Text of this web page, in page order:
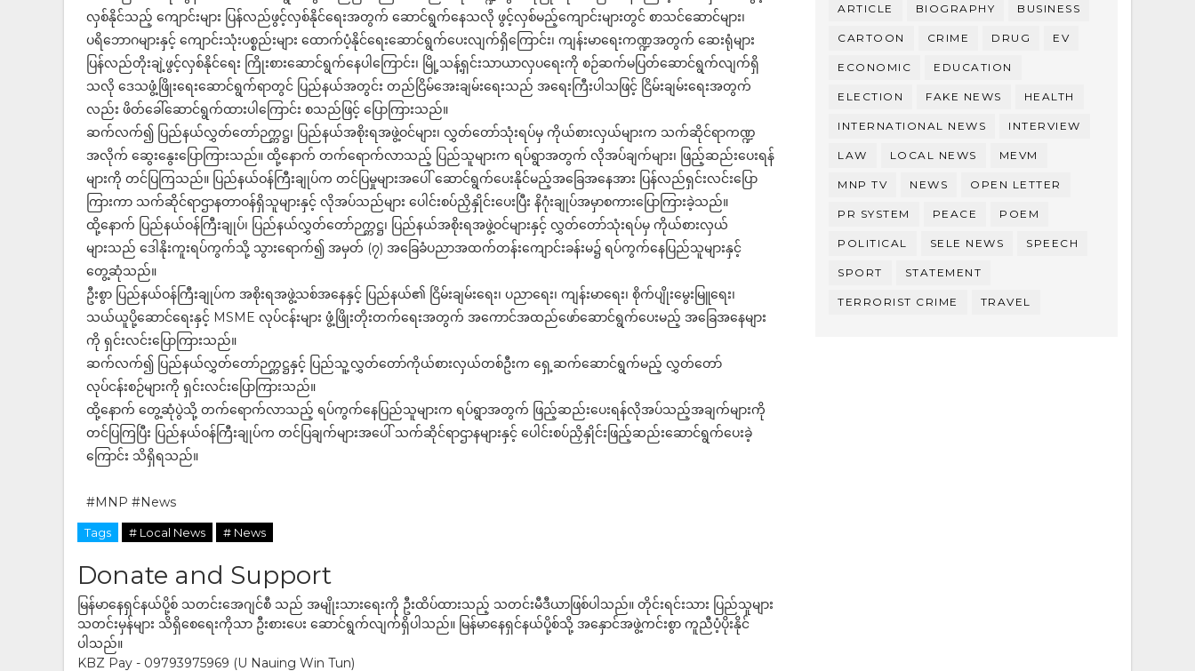
လှစ်နိုင်သည့် ကျောင်းများ ပြန်လည်ဖွင့်လှစ်နိုင်ရေးအတွက် ဆောင်ရွက်နေသလို ဖွင့်လှစ်မည့်ကျောင်းများတွင် စာသင်ဆောင်များ၊
ပရိဘောဂများနှင့် ကျောင်းသုံးပစ္စည်းများ ထောက်ပံ့နိုင်ရေးဆောင်ရွက်ပေးလျက်ရှိကြောင်း၊ ကျန်းမာရေးကဏ္ဍအတွက် ဆေးရုံများ
ပြန်လည်တိုးချဲ့ဖွင့်လှစ်နိုင်ရေး ကြိုးစားဆောင်ရွက်နေပါကြောင်း၊ မြို့သန့်ရှင်းသာယာလှပရေးကို စဉ်ဆက်မပြတ်ဆောင်ရွက်လျက်ရှိ
သလို ဒေသဖွံ့ဖြိုးရေးဆောင်ရွက်ရာတွင် ပြည်နယ်အတွင်း တည်ငြိမ်အေးချမ်းရေးသည် အရေးကြီးပါသဖြင့် ငြိမ်းချမ်းရေးအတွက်
လည်း ဖိတ်ခေါ်ဆောင်ရွက်ထားပါကြောင်း စသည်ဖြင့် ပြောကြားသည်။
ဆက်လက်၍ ပြည်နယ်လွှတ်တော်ဉက္ကဋ္ဌ၊ ပြည်နယ်အစိုးရအဖွဲ့ဝင်များ၊ လွှတ်တော်သုံးရပ်မှ ကိုယ်စားလှယ်များက သက်ဆိုင်ရာကဏ္ဍ
အလိုက် ဆွေးနွေးပြောကြားသည်။ ထို့နောက် တက်ရောက်လာသည့် ပြည်သူများက ရပ်ရွာအတွက် လိုအပ်ချက်များ၊ ဖြည့်ဆည်းပေးရန်
များကို တင်ပြကြသည်။ ပြည်နယ်ဝန်ကြီးချုပ်က တင်ပြမှုများအပေါ် ဆောင်ရွက်ပေးနိုင်မည့်အခြေအနေအား ပြန်လည်ရှင်းလင်းပြော
ကြားကာ သက်ဆိုင်ရာဌာနတာဝန်ရှိသူများနှင့် လိုအပ်သည်များ ပေါင်းစပ်ညှိနှိုင်းပေးပြီး နိဂုံးချုပ်အမှာစကားပြောကြားခဲ့သည်။
ထို့နောက် ပြည်နယ်ဝန်ကြီးချုပ်၊ ပြည်နယ်လွှတ်တော်ဉက္ကဋ္ဌ၊ ပြည်နယ်အစိုးရအဖွဲ့ဝင်များနှင့် လွှတ်တော်သုံးရပ်မှ ကိုယ်စားလှယ်
များသည် ဒေါနိုးကူးရပ်ကွက်သို့ သွားရောက်၍ အမှတ် (၇) အခြေခံပညာအထက်တန်းကျောင်းခန်းမ၌ ရပ်ကွက်နေပြည်သူများနှင့်
တွေ့ဆုံသည်။
ဦးစွာ ပြည်နယ်ဝန်ကြီးချုပ်က အစိုးရအဖွဲ့သစ်အနေနှင့် ပြည်နယ်၏ ငြိမ်းချမ်းရေး၊ ပညာရေး၊ ကျန်းမာရေး၊ စိုက်ပျိုးမွေးမြူရေး၊
သယ်ယူပို့ဆောင်ရေးနှင့် MSME လုပ်ငန်းများ ဖွံ့ဖြိုးတိုးတက်ရေးအတွက် အကောင်အထည်ဖော်ဆောင်ရွက်ပေးမည့် အခြေအနေများ
ကို ရှင်းလင်းပြောကြားသည်။
ဆက်လက်၍ ပြည်နယ်လွှတ်တော်ဉက္ကဋ္ဌနှင့် ပြည်သူ့လွှတ်တော်ကိုယ်စားလှယ်တစ်ဦးက ရှေ့ဆက်ဆောင်ရွက်မည့် လွှတ်တော်
လုပ်ငန်းစဉ်များကို ရှင်းလင်းပြောကြားသည်။
ထို့နောက် တွေ့ဆုံပွဲသို့ တက်ရောက်လာသည့် ရပ်ကွက်နေပြည်သူများက ရပ်ရွာအတွက် ဖြည့်ဆည်းပေးရန်လိုအပ်သည့်အချက်များကို
တင်ပြကြပြီး ပြည်နယ်ဝန်ကြီးချုပ်က တင်ပြချက်များအပေါ် သက်ဆိုင်ရာဌာနများနှင့် ပေါင်းစပ်ညှိနှိုင်းဖြည့်ဆည်းဆောင်ရွက်ပေးခဲ့
ကြောင်း သိရှိရသည်။
#MNP #News
Tags # Local News # News
Donate and Support
မြန်မာနေရှင်နယ်ပို့စ် သတင်းအေဂျင်စီ သည် အမျိုးသားရေးကို ဦးထိပ်ထားသည့် သတင်းမီဒီယာဖြစ်ပါသည်။ တိုင်းရင်းသား ပြည်သူများ
သတင်းမှန်များ သိရှိစေရေးကိုသာ ဦးစားပေး ဆောင်ရွက်လျက်ရှိပါသည်။ မြန်မာနေရှင်နယ်ပို့စ်သို့ အနှောင်အဖွဲ့ကင်းစွာ ကူညီပံ့ပိုးနိုင်
ပါသည်။
KBZ Pay - 09793975969 (U Nauing Win Tun)
ARTICLE BIOGRAPHY BUSINESS
CARTOON CRIME DRUG EV
ECONOMIC EDUCATION
ELECTION FAKE NEWS HEALTH
INTERNATIONAL NEWS INTERVIEW
LAW LOCAL NEWS MEVM
MNP TV NEWS OPEN LETTER
PR SYSTEM PEACE POEM
POLITICAL SELE NEWS SPEECH
SPORT STATEMENT
TERRORIST CRIME TRAVEL